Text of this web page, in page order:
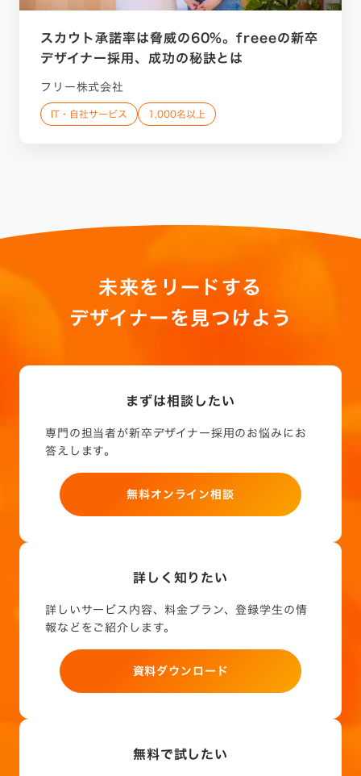
スカウト承諾率は脅威の60%。freeeの新卒
デザイナー採用、成功の秘訣とは
フリー株式会社
IT・自社サービス 1,000名以上
未来をリードする
デザイナーを見つけよう
まずは相談したい
専門の担当者が新卒デザイナー採用のお悩みにお
答えします。
無料オンライン相談
詳しく知りたい
詳しいサービス内容、料金プラン、登録学生の情
報などをご紹介します。
資料ダウンロード
無料で試したい